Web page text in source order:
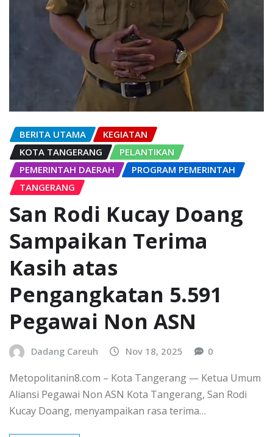
BERITA UTAMA
KEGIATAN
KOTA TANGERANG
PELANTIKAN
PEMERINTAH DAERAH
PROGRAM PEMERINTAH
TANGERANG
San Rodi Kucay Doang
Sampaikan Terima
Kasih atas
Pengangkatan 5.591
Pegawai Non ASN
Dadang Careuh Nov 18, 2025 0
Metopolitanin8.com – Kota Tangerang — Ketua Umum
Aliansi Pegawai Non ASN Kota Tangerang, San Rodi
Kucay Doang, menyampaikan rasa terima…